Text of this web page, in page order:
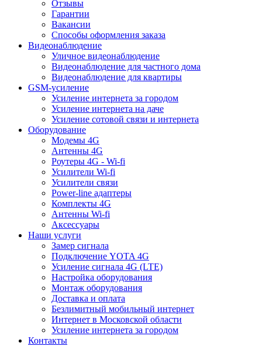
Отзывы
Гарантии
Вакансии
Способы оформления заказа
Видеонаблюдение
Уличное видеонаблюдение
Видеонаблюдение для частного дома
Видеонаблюдение для квартиры
GSM-усиление
Усиление интернета за городом
Усиление интернета на даче
Усиление сотовой связи и интернета
Оборудование
Модемы 4G
Антенны 4G
Роутеры 4G - Wi-fi
Усилители Wi-fi
Усилители связи
Power-line адаптеры
Комплекты 4G
Антенны Wi-fi
Аксессуары
Наши услуги
Замер сигнала
Подключение YOTA 4G
Усиление сигнала 4G (LTE)
Настройка оборудования
Монтаж оборудования
Доставка и оплата
Безлимитный мобильный интернет
Интернет в Московской области
Усиление интернета за городом
Контакты